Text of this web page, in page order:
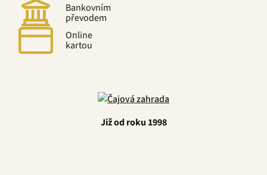
Bankovním
převodem
Online
kartou
Již od roku 1998